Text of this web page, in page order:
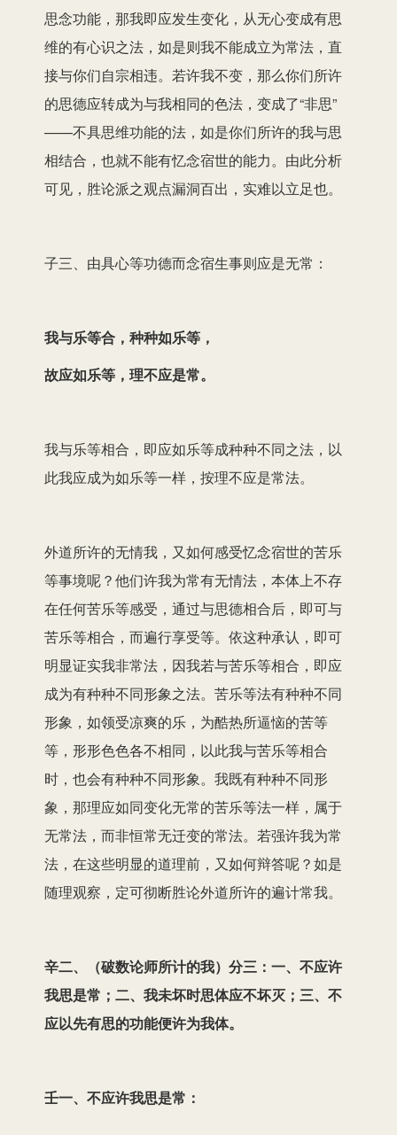
思念功能，那我即应发生变化，从无心变成有思
维的有心识之法，如是则我不能成立为常法，直
接与你们自宗相违。若许我不变，那么你们所许
的思德应转成为与我相同的色法，变成了“非思”
——不具思维功能的法，如是你们所许的我与思
相结合，也就不能有忆念宿世的能力。由此分析
可见，胜论派之观点漏洞百出，实难以立足也。
子三、由具心等功德而念宿生事则应是无常：
我与乐等合，种种如乐等，
故应如乐等，理不应是常。
我与乐等相合，即应如乐等成种种不同之法，以
此我应成为如乐等一样，按理不应是常法。
外道所许的无情我，又如何感受忆念宿世的苦乐
等事境呢？他们许我为常有无情法，本体上不存
在任何苦乐等感受，通过与思德相合后，即可与
苦乐等相合，而遍行享受等。依这种承认，即可
明显证实我非常法，因我若与苦乐等相合，即应
成为有种种不同形象之法。苦乐等法有种种不同
形象，如领受凉爽的乐，为酷热所逼恼的苦等
等，形形色色各不相同，以此我与苦乐等相合
时，也会有种种不同形象。我既有种种不同形
象，那理应如同变化无常的苦乐等法一样，属于
无常法，而非恒常无迁变的常法。若强许我为常
法，在这些明显的道理前，又如何辩答呢？如是
随理观察，定可彻断胜论外道所许的遍计常我。
辛二、（破数论师所计的我）分三：一、不应许
我思是常；二、我未坏时思体应不坏灭；三、不
应以先有思的功能便许为我体。
壬一、不应许我思是常：